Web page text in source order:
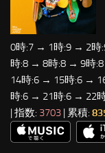
0時:7 → 1時:9 → 2
時:8 → 8時:8 → 9時
14時:6 → 15時:6 →
時:6 → 21時:6 → 22
| 指数: 3703 | 累積: